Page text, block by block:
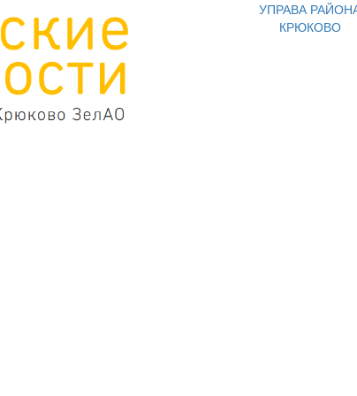
УПРАВА
КРЮКОВО